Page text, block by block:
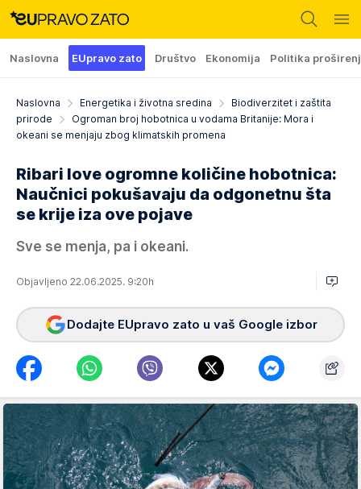
Naslovna EUpravo zato Društvo Ekonomija Politika
Naslovna Energetika i životna sredina
Biodiverzitet i zaštita
prirode
Ogroman broj hobotnica u vodama Britanije: Mora i
okeani se menjaju zbog klimatskih promena
Ribari love ogromne količine hobotnica:
Naučnici pokušavaju da odgonetnu šta
se krije iza ove pojave
Sve se menja, pa i okeani.
Objavljeno 22.06.2025. 9:20h
Dodajte EUpravo zato u vaš Google izbor